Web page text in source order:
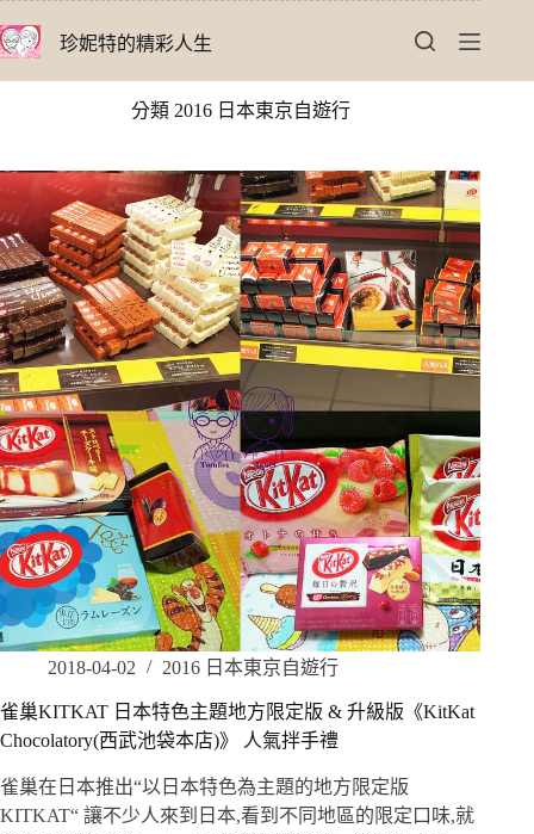
至
珍妮特的精彩人生
分類 2016 日本東京自遊行
2018-04-02 2016 日本東京自遊行
雀巢KITKAT 日本特色主題地方限定版 & 升級版《KitKat
Chocolatory(西武池袋本店)》 人氣拌手禮
雀巢在日本推出“以日本特色為主題的地方限定版
KITKAT“ 讓不少人來到日本,看到不同地區的限定口味,就